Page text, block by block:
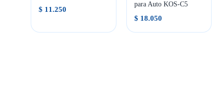
$ 11.250
para Auto KOS-C5
$ 18.050